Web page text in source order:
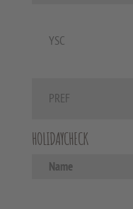
YSC
PREF
HOLIDAYCHECK
Name